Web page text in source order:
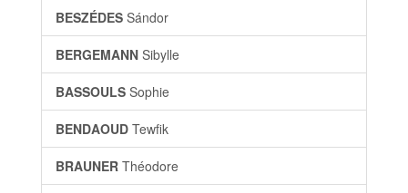
BESZÉDES Sándor
BERGEMANN Sibylle
BASSOULS Sophie
BENDAOUD Tewfik
BRAUNER Théodore